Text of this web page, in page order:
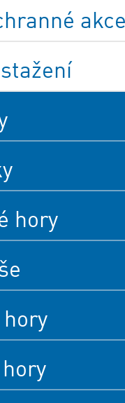
akce
hory